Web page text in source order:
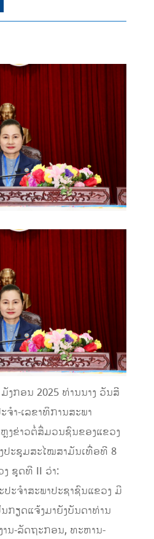
ງກອນ 2025 ທ່ານນາງ ວັນສີ
ຈໍາ-ເລຂາທິການສະພາ
ງຂ່າວຕໍ່ສື່ມວນຊົນຂອງແຂວງ
ປະຊຸມສະໄໝສາມັນເທື່ອທີ 8
ງ ຊຸດທີ II ວ່າ:
ປະຈຳສະພາປະຊາຊົນແຂວງ ມີ
ກຽດແຈ້ງມາຍັງບັນດາທ່ານ
ນ-ລັດຖະກອນ, ທະຫານ-